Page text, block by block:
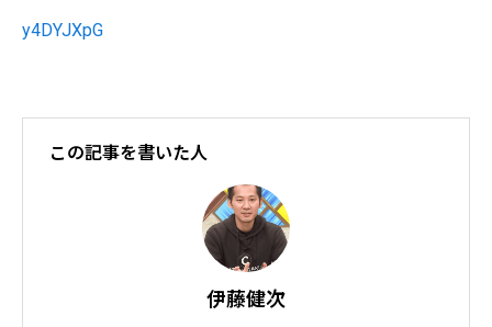
y4DYJXpG
この記事を書いた人
伊藤健次